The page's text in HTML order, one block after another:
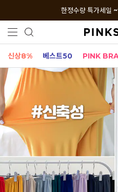
한정수량 특가세일
신상8% 베스트50 PINK